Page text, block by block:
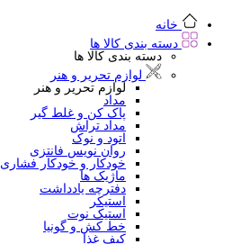
خانه
دسته بندی کالا ها
دسته بندی کالا ها
لوازم تحریر و هنر
لوازم تحریر و هنر
مداد
پاک کن و غلط گیر
مداد تراش
اتود و نوک
روان نویس فانتزی
خودکار و خودکار فشاری
ماژیک ها
دفترچه یادداشت
استیکر
استیک نوت
خط کش و گونیا
کیف غذا